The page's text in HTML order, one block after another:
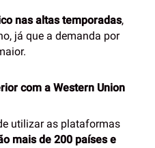
nas altas temporadas,
já que a demanda por
com a Western Union
utilizar as plataformas
mais de 200 países e